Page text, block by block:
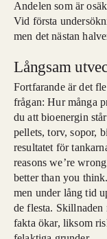
Andelen som är
Vid första
men det nästan
Långsam
Fortfarande är det
frågan: Hur många
du att bioenergin
pellets, torv, sopor,
resultatet för
reasons we’re
better than you
men under lång tid
de flesta. Skillnaden
fakta ökar, liksom